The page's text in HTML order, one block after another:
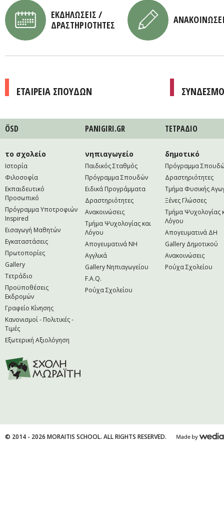
ΕΚΔΗΛΩΣΕΙΣ /
ΔΡΑΣΤΗΡΙΟΤΗΤΕΣ
ΕΤΑΙΡΕΙΑ ΣΠΟΥΔΩΝ
ÖSD PANIGIRI.GR ΤΕΤΡAΔΙΟ
το σχολείο
Ιστορία
Φιλοσοφία
Εκπαιδευτικό
Προσωπικό
Πρόγραμμα Υποτροφιών
Inspired
Εισαγωγή Μαθητών
Εγκαταστάσεις
Πρωτοπορίες
Gallery
Τετράδιο
Προϋποθέσεις
Εκδρομών
Γραφείο Κίνησης
Κανονισμοί - Πολιτικές -
Τιμές
Εξωτερική Αξιολόγηση
νηπιαγωγείο
Παιδικός Σταθμός
Πρόγραμμα Σπουδών
Ειδικά Προγράμματα
Δραστηριότητες
Ανακοινώσεις
Τμήμα Ψυχολογίας και
Λόγου
Απογευματινά NH
Αγγλικά
Gallery Νηπιαγωγείου
F.A.Q.
Ρούχα Σχολείου
δημοτικό
Πρόγραμμα
Δραστηριότητες
Τμήμα Φυσικής
Ξένες Γλώσσες
Τμήμα Ψυχολογίας
Λόγου
Απογευματινά ΔΗ
Gallery Δημοτικού
Ανακοινώσεις
Ρούχα Σχολείου
© 2014 - 2026 MORAITIS SCHOOL. ALL RIGHTS RESERVED.